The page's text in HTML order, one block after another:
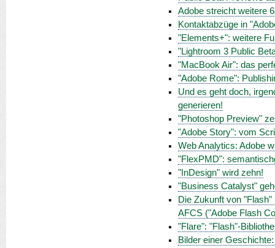
Adobe streicht weitere
Kontaktabzüge in
"Elements+": weitere
"Lightroom 3 Public
"MacBook Air": das
"Adobe Rome":
Und es geht doch,
generieren!
"Photoshop Preview"
"Adobe Story": vom
Web Analytics: Adobe
"FlexPMD":
"InDesign" wird zehn!
"Business Catalyst"
Die Zukunft von
AFCS ("Adobe Flash
"Flare": "Flash"-
Bilder einer